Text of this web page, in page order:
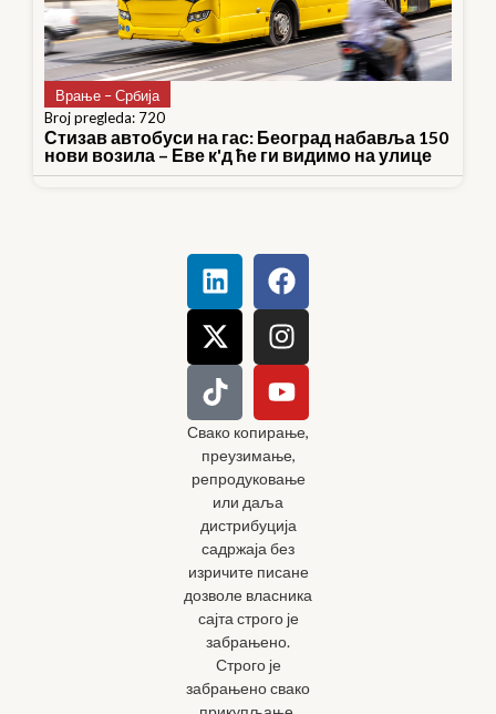
Врање – Србија
Broj pregleda: 720
Стизав автобуси на гас: Београд набавља 150
нови возила – Еве к'д ће ги видимо на улице
Свако копирање,
преузимање,
репродуковање
или даља
дистрибуција
садржаја без
изричите писане
дозволе власника
сајта строго је
забрањено.
Строго је
забрањено свако